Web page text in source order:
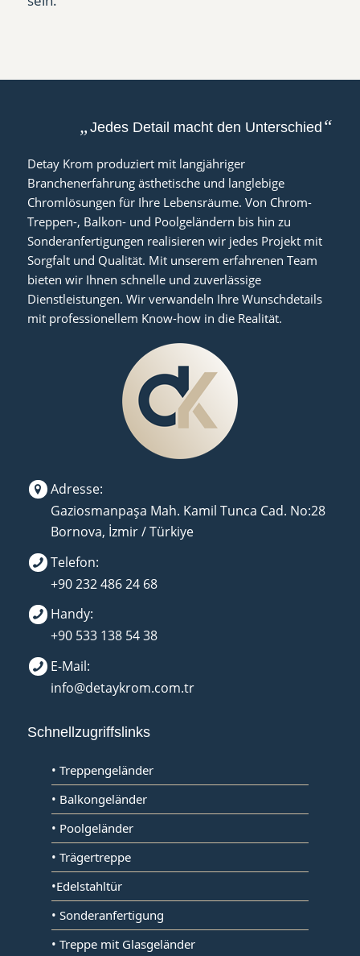
„Jedes Detail macht den Unterschied “
Detay Krom produziert mit langjähriger
Branchenerfahrung ästhetische und langlebige
Chromlösungen für Ihre Lebensräume. Von Chrom-
Treppen-, Balkon- und Poolgeländern bis hin zu
Sonderanfertigungen realisieren wir jedes Projekt mit
Sorgfalt und Qualität. Mit unserem erfahrenen Team
bieten wir Ihnen schnelle und zuverlässige
Dienstleistungen. Wir verwandeln Ihre Wunschdetails
mit professionellem Know-how in die Realität.
Adresse:
Gaziosmanpaşa Mah. Kamil Tunca Cad. No:28
Bornova, İzmir / Türkiye
Telefon:
+90 232 486 24 68
Handy:
+90 533 138 54 38
E-Mail:
info@detaykrom.com.tr
Schnellzugriffslinks
• Treppengeländer
• Balkongeländer
• Poolgeländer
• Trägertreppe
•Edelstahltür
• Sonderanfertigung
• Treppe mit Glasgeländer